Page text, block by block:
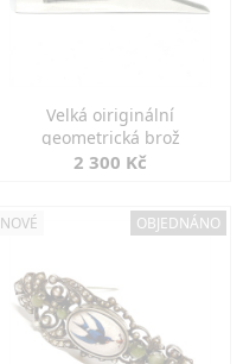
Velká oiriginální
geometrická brož
2 300 Kč
NOVÉ OBJEDNÁNO